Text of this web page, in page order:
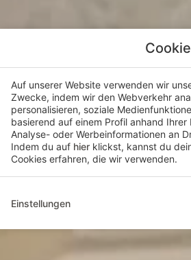
Auf unserer Website verwenden wir
Zwecke, indem wir den Webverkehr
personalisieren, soziale
basierend auf einem Profil anhand
Analyse- oder Werbeinformationen an
Indem du auf hier klickst, kannst du
Cookies erfahren, die wir verwenden.
Einstellungen